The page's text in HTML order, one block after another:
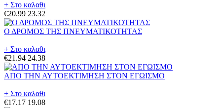
+ Στο καλαθι
€20.99 23.32
Ο ΔΡΟΜΟΣ ΤΗΣ ΠΝΕΥΜΑΤΙΚΟΤΗΤΑΣ
+ Στο καλαθι
€21.94 24.38
ΑΠΟ ΤΗΝ ΑΥΤΟΕΚΤΙΜΗΣΗ ΣΤΟΝ ΕΓΩΙΣΜΟ
+ Στο καλαθι
€17.17 19.08